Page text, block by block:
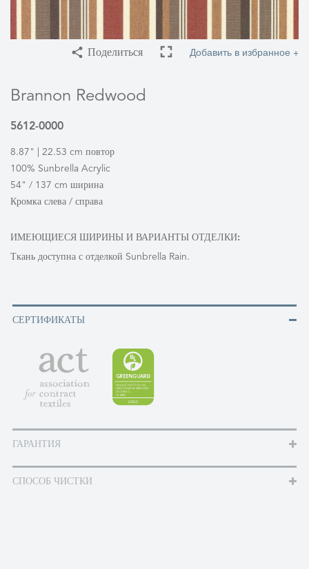
Поделиться Добавить в избранное +
Brannon Redwood
5612-0000
8.87" | 22.53 cm повтор
100% Sunbrella Acrylic
54" / 137 cm ширина
Кромка слева / справа
ИМЕЮЩИЕСЯ ШИРИНЫ И ВАРИАНТЫ ОТДЕЛКИ:
Ткань доступна с отделкой Sunbrella Rain.
СЕРТИФИКАТЫ
ГАРАНТИЯ
СПОСОБ ЧИСТКИ